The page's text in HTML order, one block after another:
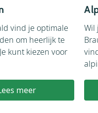
vind je optimale
om heerlijk te
kunt kiezen voor
meer
Wil